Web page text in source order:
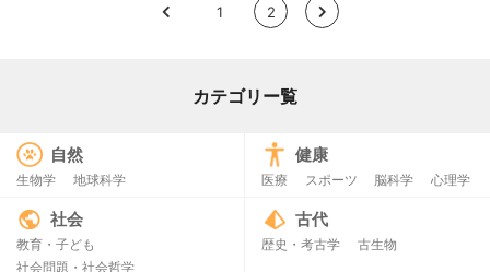
< 1 2 >
カテゴリー覧
自然
生物学 地球科学
健康
医療 スポーツ 脳科学 心理学
社会
教育・子ども
社会問題・社会哲学
古代
歴史・考古学 古生物